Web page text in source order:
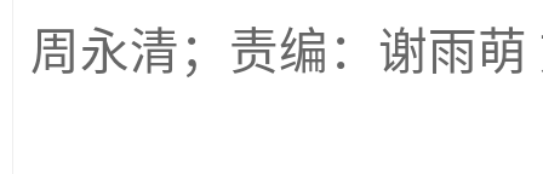
周永清；责编：谢雨萌